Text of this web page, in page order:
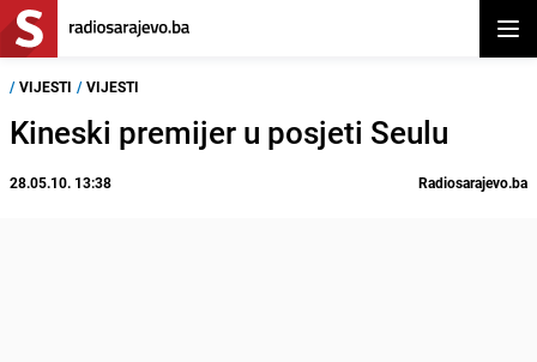
/ VIJESTI / VIJESTI
Kineski premijer u posjeti Seulu
28.05.10. 13:38 Radiosarajevo.ba